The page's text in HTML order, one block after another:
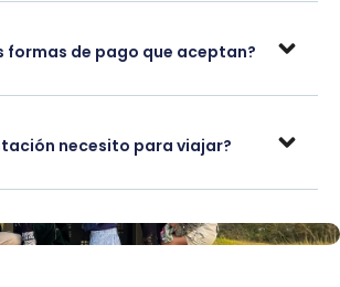
formas de pago que aceptan?
necesito para viajar?